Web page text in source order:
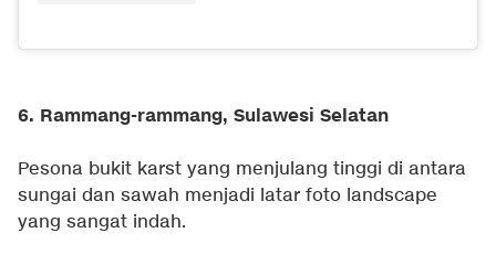
6. Rammang-rammang, Sulawesi Selatan
Pesona bukit karst yang menjulang tinggi di antara
sungai dan sawah menjadi latar foto landscape
yang sangat indah.